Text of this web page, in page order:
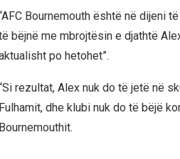
Bournemouth është në dijeni
bëjnë me mbrojtësin e djathtë
po hetohet”.
rezultat, Alex nuk do të jetë në
Fulhamit, dhe klubi nuk do të bëjë
Bournemouthit.